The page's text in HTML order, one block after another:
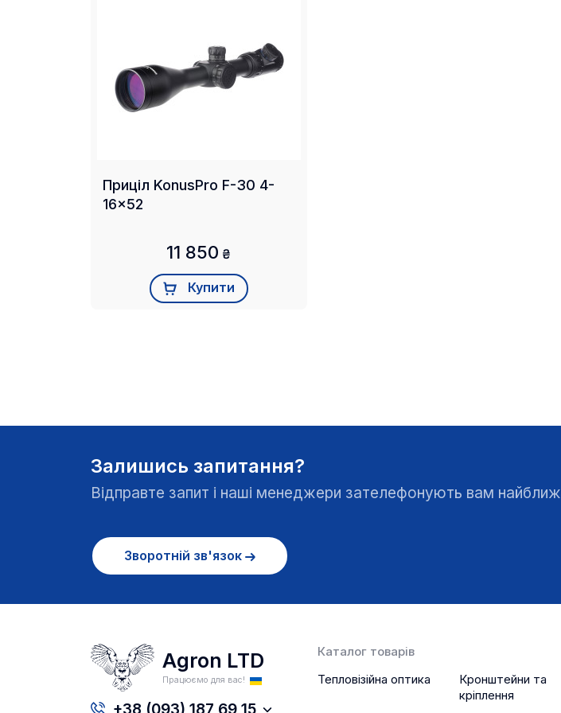
Приціл KonusPro F-30 4-
16x52
11 850 ₴
Купити
Залишись запитання?
Відправте запит і наші менеджери зателефонують вам
Зворотній зв'язок
Agron LTD
Працюємо для вас!
+38 (093) 187 69 15
Каталог товарів
Тепловізійна оптика
Кронштейни та
кріплення